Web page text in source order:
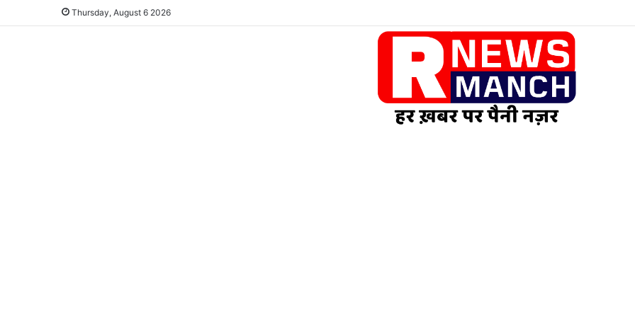
Thursday, August 6 2026